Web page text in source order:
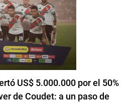
US$ 5.000.000 por el 50%
de Coudet: a un paso de